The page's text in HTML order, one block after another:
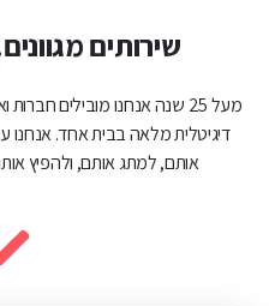
שירותים
מעל 25 שנה אנחנו מובילים
דיגיטלית מלאה בבית אחד. אנחנו
אותם, למתג אותם, ולהפיץ